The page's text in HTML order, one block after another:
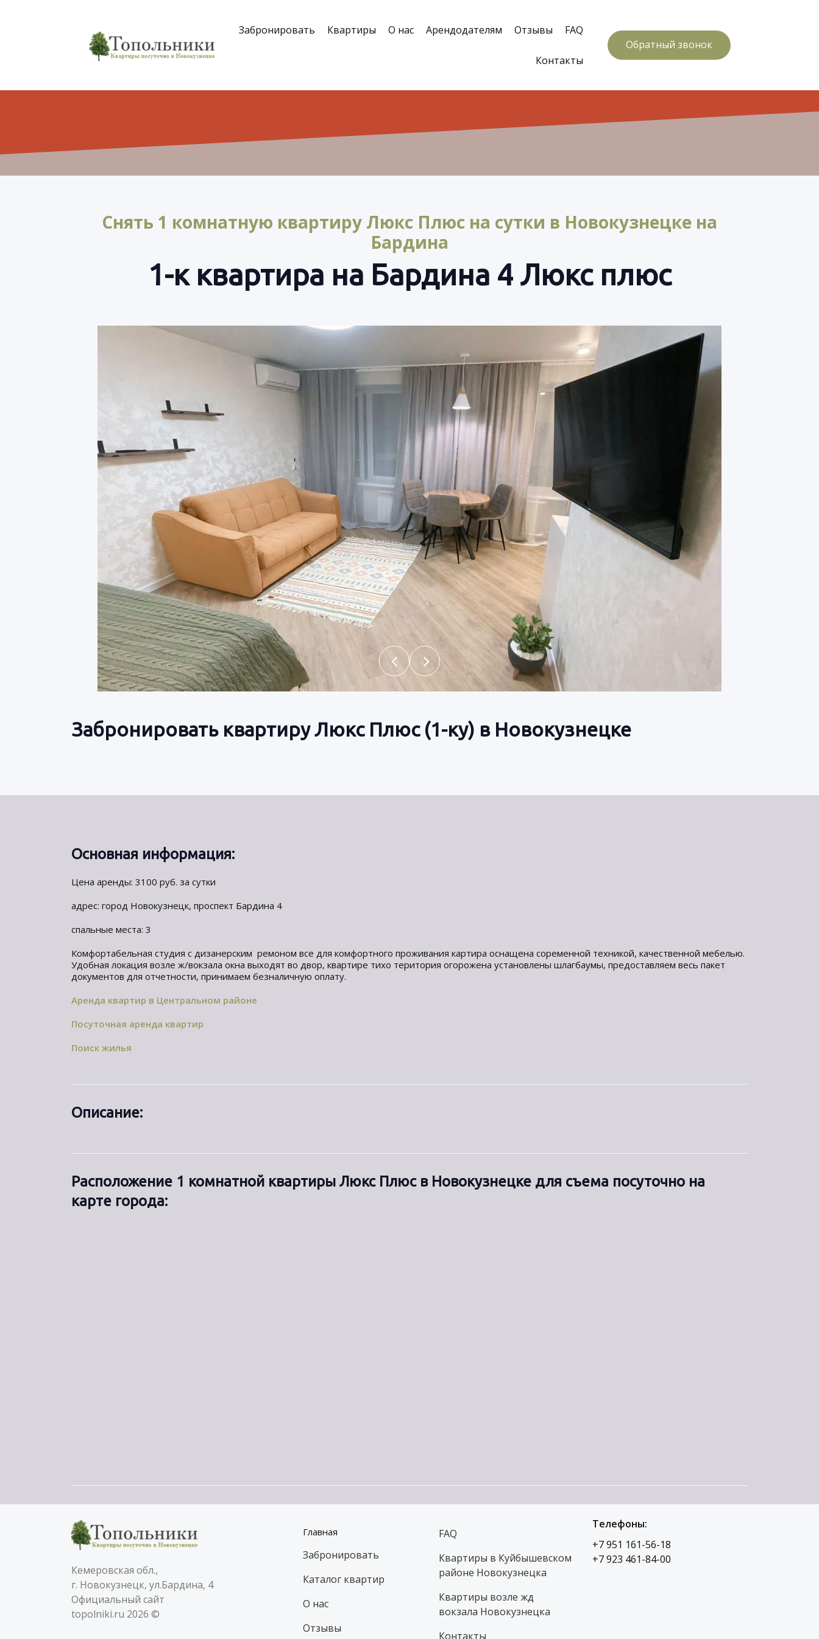
Забронировать Квартиры О нас Арендодателям Отзывы FAQ
Контакты
Обратный звонок
Снять 1 комнатную квартиру Люкс Плюс на сутки в Новокузнецке на
Бардина
1-к квартира на Бардина 4 Люкс плюс
Забронировать квартиру Люкс Плюс (1-ку) в Новокузнецке
Основная информация:
Цена аренды: 3100 руб. за сутки
адрес: город Новокузнецк, проспект Бардина 4
спальные места: 3
Комфортабельная студия с дизанерским ремоном все для комфортного проживания картира оснащена соременной техникой, качественной мебелью.
Удобная локация возле ж/вокзала окна выходят во двор, квартире тихо територия огорожена установлены шлагбаумы, предоставляем весь пакет
документов для отчетности, принимаем безналичную оплату.
Аренда квартир в Центральном районе
Посуточная аренда квартир
Поиск жилья
Описание:
Расположение 1 комнатной квартиры Люкс Плюс в Новокузнецке для съема посуточно на
карте города:
Кемеровская обл.,
г. Новокузнецк, ул.Бардина, 4
Официальный сайт
topolniki.ru 2026 ©
Главная
Забронировать
Каталог квартир
О нас
Отзывы
FAQ
Квартиры в Куйбышевском
районе Новокузнецка
Квартиры возле жд
вокзала Новокузнецка
Контакты
Телефоны:
+7 951 161-56-18
+7 923 461-84-00